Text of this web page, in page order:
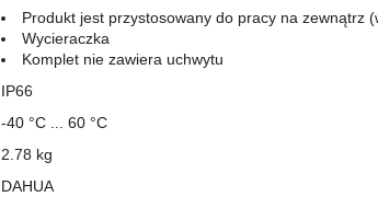
Produkt jest przystosowany do pracy na zewnątrz
Wycieraczka
Komplet nie zawiera uchwytu
IP66
-40 °C ... 60 °C
2.78 kg
DAHUA